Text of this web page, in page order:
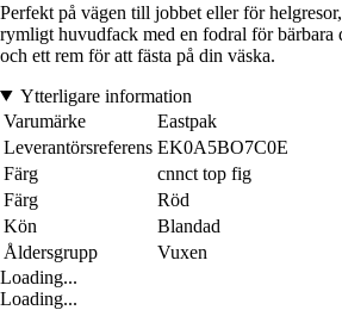
Perfekt på vägen till jobbet eller för
rymligt huvudfack med en fodral för bärbara
och ett rem för att fästa på din väska.
Ytterligare information
Varumärke
Eastpak
Leverantörsreferens EK0A5BO7C0E
Färg
cnnct top fig
Färg
Röd
Kön
Blandad
Åldersgrupp
Vuxen
Loading...
Loading...